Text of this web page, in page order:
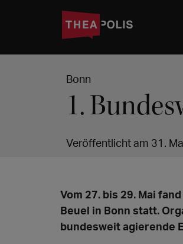
Bonn
1.
Veröffentlicht am 31.
Vom 27. bis 29. Mai
Beuel in Bonn statt.
bundesweit agierende